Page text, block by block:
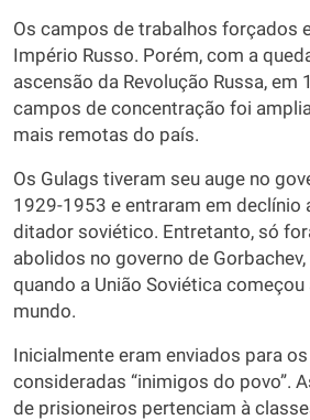
Os campos de trabalhos forçados
Império Russo. Porém, com a
ascensão da Revolução Russa, em
campos de concentração foi
mais remotas do país.
Os Gulags tiveram seu auge no
1929-1953 e entraram em declínio
ditador soviético. Entretanto, só
abolidos no governo de
quando a União Soviética começou
mundo.
Inicialmente eram enviados para
consideradas “inimigos do povo”.
de prisioneiros pertenciam à